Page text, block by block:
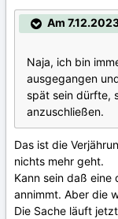
Am
Naja, ich bin
ausgegangen
spät sein dürfte,
anzuschließen.
Das ist die
nichts mehr geht.
Kann sein daß eine
annimmt. Aber die
Die Sache läuft